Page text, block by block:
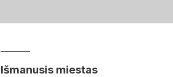
Išmanusis miestas